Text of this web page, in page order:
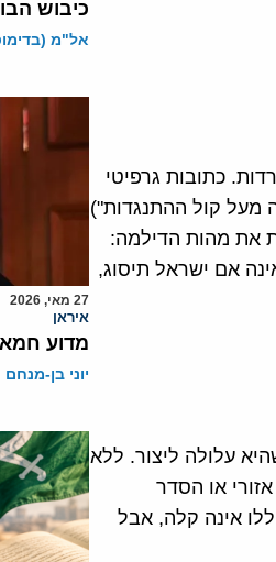
כתובות גרפיטי
מעל קול ההתנגדות")
את מהות הדילמה:
אם ישראל תיסוג,
עלולה ליצור. ללא
או הסדר
אינה קלה, אבל
כיבוש
אל"מ
27 מאי, 2026
איראן
מדוע
יוני בן-מנחם